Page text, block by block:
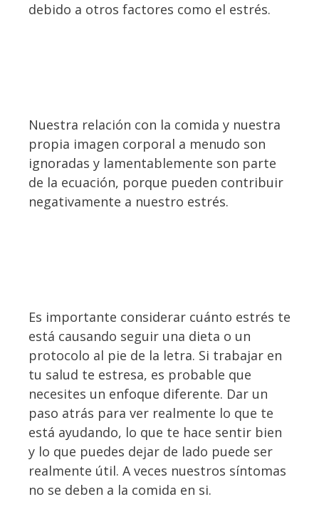
debido a otros factores como el estrés.
Nuestra relación con la comida y nuestra
propia imagen corporal a menudo son
ignoradas y lamentablemente son parte
de la ecuación, porque pueden contribuir
negativamente a nuestro estrés.
Es importante considerar cuánto estrés te
está causando seguir una dieta o un
protocolo al pie de la letra. Si trabajar en
tu salud te estresa, es probable que
necesites un enfoque diferente. Dar un
paso atrás para ver realmente lo que te
está ayudando, lo que te hace sentir bien
y lo que puedes dejar de lado puede ser
realmente útil. A veces nuestros síntomas
no se deben a la comida en si.